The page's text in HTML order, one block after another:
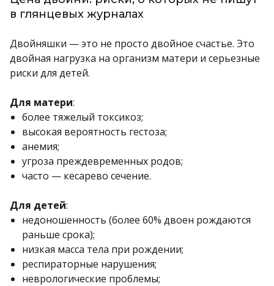
в глянцевых журналах
Двойняшки — это не просто двойное счастье. Это
двойная нагрузка на организм матери и серьезные
риски для детей.
Для матери:
более тяжелый токсикоз;
высокая вероятность гестоза;
анемия;
угроза преждевременных родов;
часто — кесарево сечение.
Для детей:
недоношенность (более 60% двоен рождаются
раньше срока);
низкая масса тела при рождении;
респираторные нарушения;
неврологические проблемы;